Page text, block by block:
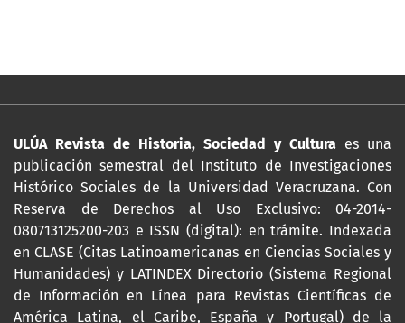
ULÚA Revista de Historia, Sociedad y Cultura es una
publicación semestral del Instituto de Investigaciones
Histórico Sociales de la Universidad Veracruzana. Con
Reserva de Derechos al Uso Exclusivo: 04-2014-
080713125200-203 e ISSN (digital): en trámite. Indexada
en CLASE (Citas Latinoamericanas en Ciencias Sociales y
Humanidades) y LATINDEX Directorio (Sistema Regional
de Información en Línea para Revistas Científicas de
América Latina, el Caribe, España y Portugal) de la